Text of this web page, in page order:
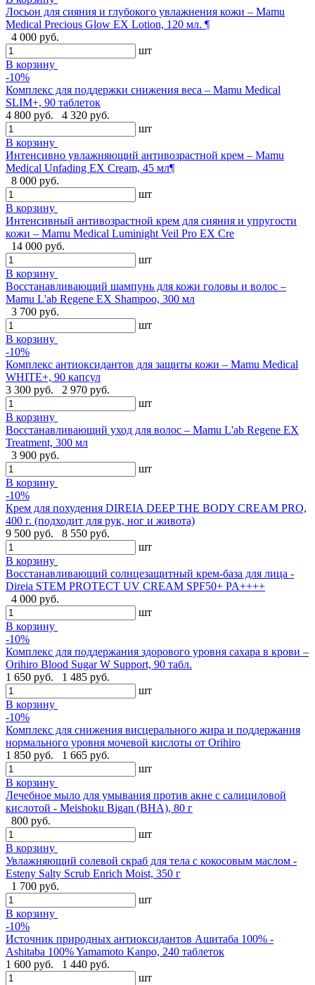
Лосьон для сияния и глубокого увлажнения кожи – Mamu
Medical Precious Glow EX Lotion, 120 мл. ¶
4 000 руб.
шт
В корзину
-10%
Комплекс для поддержки снижения веса – Mamu Medical
SLIM+, 90 таблеток
4 800 руб.
4 320 руб.
шт
В корзину
Интенсивно увлажняющий антивозрастной крем – Mamu
Medical Unfading EX Cream, 45 мл¶
8 000 руб.
шт
В корзину
Интенсивный антивозрастной крем для сияния и упругости
кожи – Mamu Medical Luminight Veil Pro EX Cre
14 000 руб.
шт
В корзину
Восстанавливающий шампунь для кожи головы и волос –
Mamu L'ab Regene EX Shampoo, 300 мл
3 700 руб.
шт
В корзину
-10%
Комплекс антиоксидантов для защиты кожи – Mamu Medical
WHITE+, 90 капсул
3 300 руб.
2 970 руб.
шт
В корзину
Восстанавливающий уход для волос – Mamu L'ab Regene EX
Treatment, 300 мл
3 900 руб.
шт
В корзину
-10%
Крем для похудения DIREIA DEEP THE BODY CREAM PRO,
400 г. (подходит для рук, ног и живота)
9 500 руб.
8 550 руб.
шт
В корзину
Восстанавливающий солнцезащитный крем-база для лица -
Direia STEM PROTECT UV CREAM SPF50+ PA++++
4 000 руб.
шт
В корзину
-10%
Комплекс для поддержания здорового уровня сахара в крови –
Orihiro Blood Sugar W Support, 90 табл.
1 650 руб.
1 485 руб.
шт
В корзину
-10%
Комплекс для снижения висцерального жира и поддержания
нормального уровня мочевой кислоты от Orihiro
1 850 руб.
1 665 руб.
шт
В корзину
Лечебное мыло для умывания против акне с салициловой
кислотой - Meishoku Bigan (BHA), 80 г
800 руб.
шт
В корзину
Увлажняющий солевой скраб для тела с кокосовым маслом -
Esteny Salty Scrub Enrich Moist, 350 г
1 700 руб.
шт
В корзину
-10%
Источник природных антиоксидантов Ашитаба 100% -
Ashitaba 100% Yamamoto Kanpo, 240 таблеток
1 600 руб.
1 440 руб.
шт